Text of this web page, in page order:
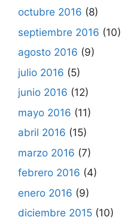
octubre 2016 (8)
septiembre 2016 (10)
agosto 2016 (9)
julio 2016 (5)
junio 2016 (12)
mayo 2016 (11)
abril 2016 (15)
marzo 2016 (7)
febrero 2016 (4)
enero 2016 (9)
diciembre 2015 (10)